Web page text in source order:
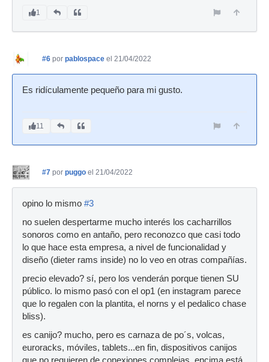
1
#6 por pablospace el 21/04/2022
Es ridículamente pequeño para mi gusto.
11
#7 por puggo el 21/04/2022
opino lo mismo #3
no suelen despertarme mucho interés los cacharrillos
sonoros como en antaño, pero reconozco que casi todo
lo que hace esta empresa, a nivel de funcionalidad y
diseño (dieter rams inside) no lo veo en otras compañías.
precio elevado? sí, pero los venderán porque tienen SU
público. lo mismo pasó con el op1 (en instagram parece
que lo regalen con la plantita, el norns y el pedalico chase
bliss).
es canijo? mucho, pero es carnaza de po´s, volcas,
euroracks, móviles, tablets...en fin, dispositivos canijos